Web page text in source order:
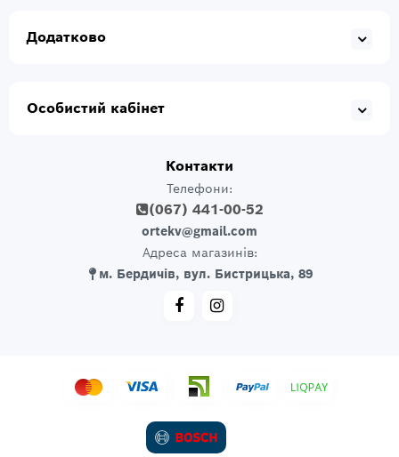
Додатково
Особистий кабінет
Контакти
Телефони:
(067) 441-00-52
ortekv@gmail.com
Адреса магазинів:
м. Бердичів, вул. Бистрицька, 89